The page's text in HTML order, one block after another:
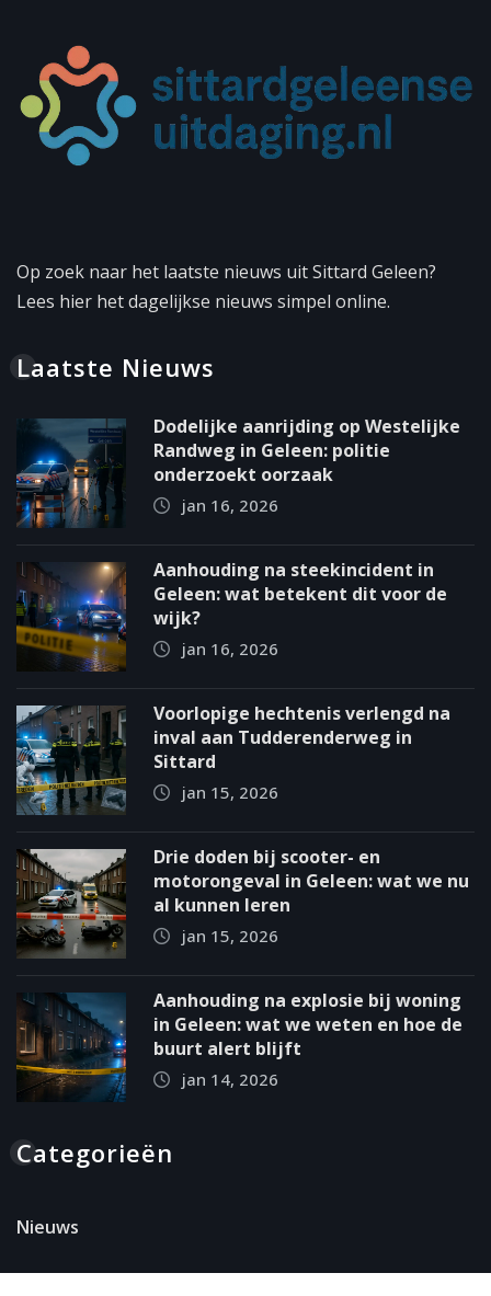
Op zoek naar het laatste nieuws uit Sittard Geleen?
Lees hier het dagelijkse nieuws simpel online.
Laatste Nieuws
Dodelijke aanrijding op Westelijke
Randweg in Geleen: politie
onderzoekt oorzaak
jan 16, 2026
Aanhouding na steekincident in
Geleen: wat betekent dit voor de
wijk?
jan 16, 2026
Voorlopige hechtenis verlengd na
inval aan Tudderenderweg in
Sittard
jan 15, 2026
Drie doden bij scooter- en
motorongeval in Geleen: wat we nu
al kunnen leren
jan 15, 2026
Aanhouding na explosie bij woning
in Geleen: wat we weten en hoe de
buurt alert blijft
jan 14, 2026
Categorieën
Nieuws